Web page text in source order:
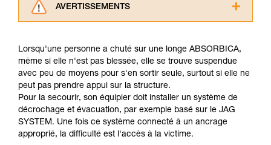
AVERTISSEMENTS
consulter. Vous devez avoir compris les
informations de la notice technique pour
pouvoir comprendre ce complément
d’informations.
Maîtriser ces techniques nécessite une
formation et un entraînement spécifique. Validez
avec un professionnel votre capacité à refaire
la manipulation, seul, en toute sécurité, avant
Lorsqu'une personne a chuté sur une longe ABSORBICA,
même si elle n'est pas blessée, elle se trouve suspendue
avec peu de moyens pour s'en sortir seule, surtout si elle ne
peut pas prendre appui sur la structure.
Pour la secourir, son équipier doit installer un système de
décrochage et évacuation, par exemple basé sur le JAG
SYSTEM. Une fois ce système connecté à un ancrage
approprié, la difficulté est l'accès à la victime.